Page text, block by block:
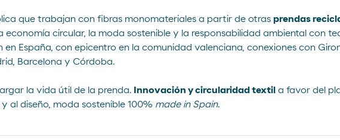
que trabajan con fibras monomateriales a partir de otras prendas
economía circular, la moda sostenible y la responsabilidad ambiental con
en España, con epicentro en la comunidad valenciana, conexiones con
Barcelona y Córdoba.
la vida útil de la prenda. Innovación y circularidad textil a favor del
al diseño, moda sostenible 100% made in Spain.